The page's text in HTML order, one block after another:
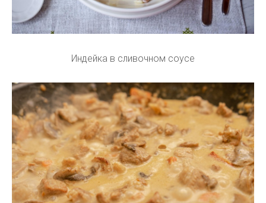
Индейка в сливочном соусе